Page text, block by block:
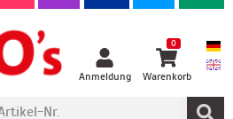
Anmeldung
0
Warenkorb